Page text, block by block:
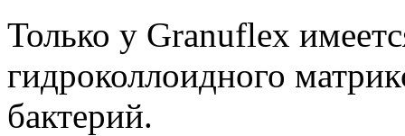
Только у Granuflex
гидроколлоидного
бактерий.